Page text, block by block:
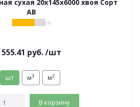
сухая 20х145х6000 хвоя Сорт
АВ
( 5 )
555.41 руб./шт
шт м3 м2
В корзину